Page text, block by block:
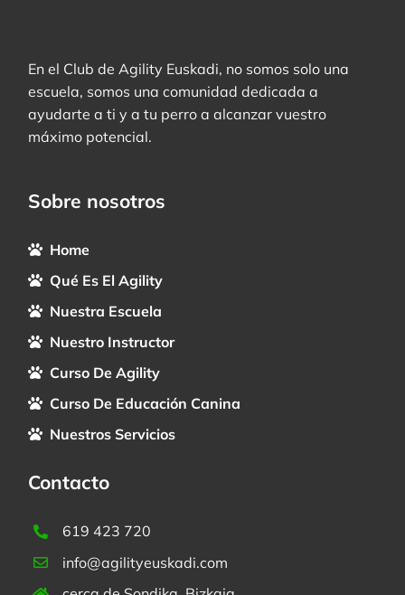
En el Club de Agility Euskadi, no somos solo una
escuela, somos una comunidad dedicada a
ayudarte a ti y a tu perro a alcanzar vuestro
máximo potencial.
Sobre nosotros
Home
Qué Es El Agility
Nuestra Escuela
Nuestro Instructor
Curso De Agility
Curso De Educación Canina
Nuestros Servicios
Contacto
619 423 720
info@agilityeuskadi.com